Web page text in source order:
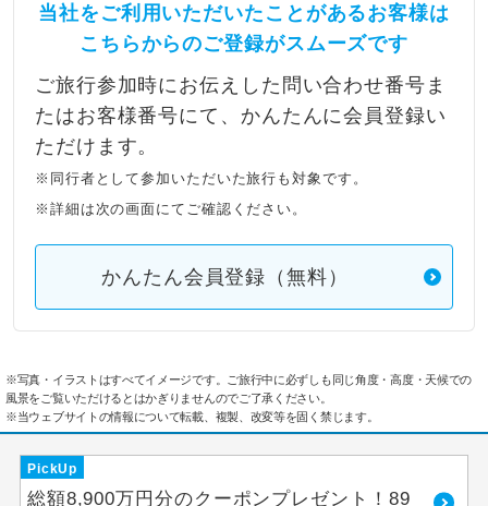
当社をご利用いただいたことがあるお客様は
こちらからのご登録がスムーズです
ご旅行参加時にお伝えした問い合わせ番号ま
たはお客様番号にて、かんたんに会員登録い
ただけます。
※同行者として参加いただいた旅行も対象です。
※詳細は次の画面にてご確認ください。
かんたん会員登録（無料）
※写真・イラストはすべてイメージです。ご旅行中に必ずしも同じ角度・高度・天候での
風景をご覧いただけるとはかぎりませんのでご了承ください。
※当ウェブサイトの情報について転載、複製、改変等を固く禁じます。
PickUp
総額8,900万円分のクーポンプレゼント！89